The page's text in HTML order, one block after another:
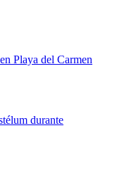
Playa del Carmen
durante